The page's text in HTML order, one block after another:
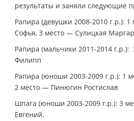
результаты и заняли следующие
Рапира (девушки 2008-2010 г.р.):
Софья, 3 место — Сулицкая
Рапира (мальчики 2011-2014
Филипп
Рапира (юноши 2003-2009 г.р.): 1
2 место — Пинюгин Ростислав
Шпага (юноши 2003-2009 г.р.): 3
Евгений.